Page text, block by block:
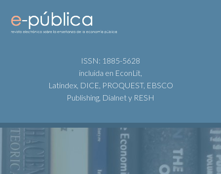
ISSN: 1885-5628
incluida en EconLit,
Latindex, DICE, PROQUEST, EBSCO
Publishing, Dialnet y RESH